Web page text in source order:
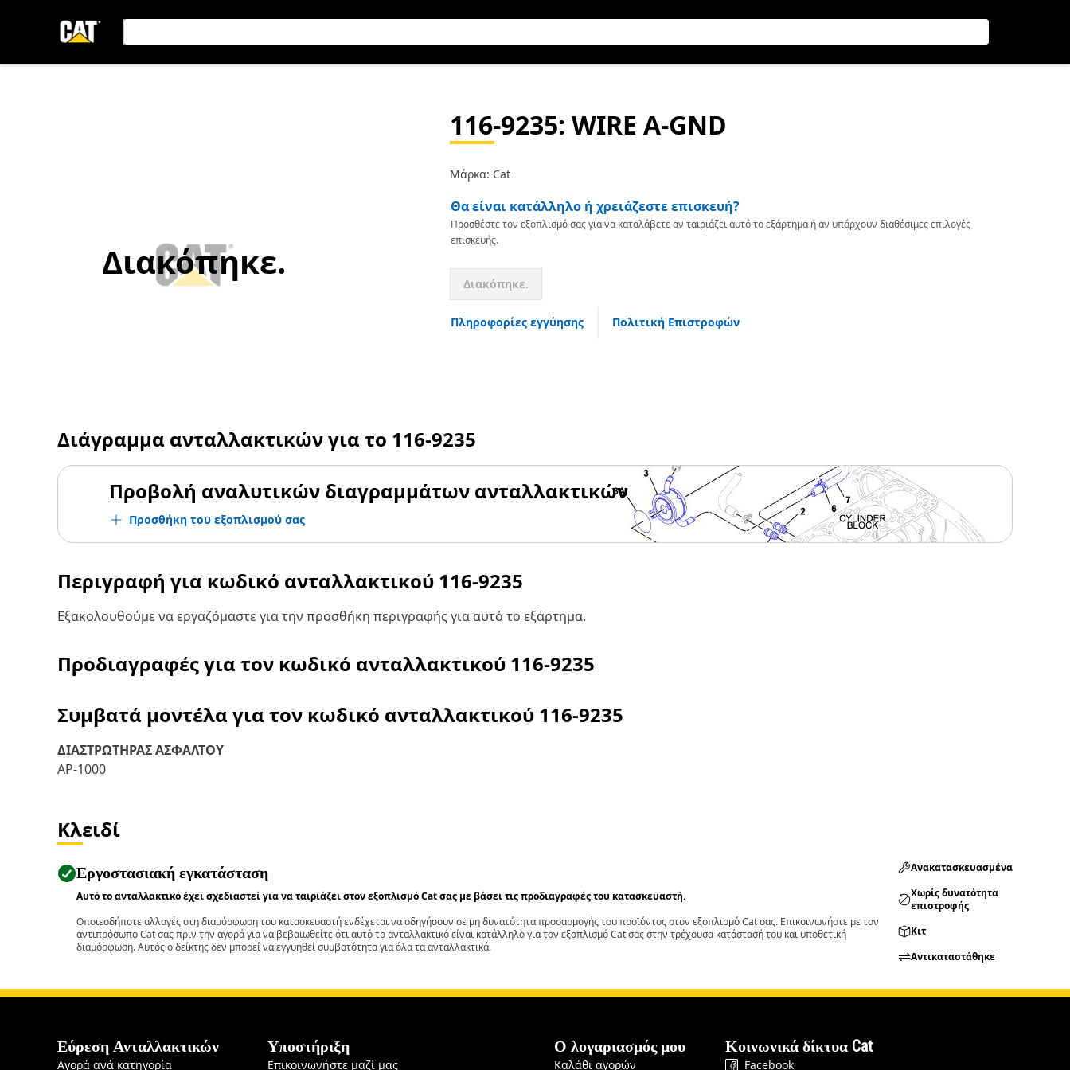
Διακόπηκε.
116-9235: WIRE A-GND
Μάρκα: Cat
Θα είναι κατάλληλο ή χρειάζεστε επισκευή?
Προσθέστε τον εξοπλισμό σας για να καταλάβετε αν ταιριάζει αυτό το εξάρτημα ή αν υπάρχουν διαθέσιμες επιλογές
επισκευής.
Διακόπηκε.
Πληροφορίες εγγύησης Πολιτική Επιστροφών
Διάγραμμα ανταλλακτικών για το 116-9235
Προβολή αναλυτικών διαγραμμάτων ανταλλακτικών
Προσθήκη του εξοπλισμού σας
Περιγραφή για κωδικό ανταλλακτικού 116-9235
Εξακολουθούμε να εργαζόμαστε για την προσθήκη περιγραφής για αυτό το εξάρτημα.
Προδιαγραφές για τον κωδικό ανταλλακτικού 116-9235
Συμβατά μοντέλα για τον κωδικό ανταλλακτικού 116-9235
ΔΙΑΣΤΡΩΤΗΡΑΣ ΑΣΦΑΛΤΟΥ
AP-1000
Κλειδί
Εργοστασιακή εγκατάσταση
Αυτό το ανταλλακτικό έχει σχεδιαστεί για να ταιριάζει στον εξοπλισμό Cat σας με βάσει τις προδιαγραφές του κατασκευαστή.
Οποιεσδήποτε αλλαγές στη διαμόρφωση του κατασκευαστή ενδέχεται να οδηγήσουν σε μη δυνατότητα προσαρμογής του προϊόντος στον εξοπλισμό Cat σας. Επικοινωνήστε με τον
αντιπρόσωπο Cat σας πριν την αγορά για να βεβαιωθείτε ότι αυτό το ανταλλακτικό είναι κατάλληλο για τον εξοπλισμό Cat σας στην τρέχουσα κατάστασή του και υποθετική
διαμόρφωση. Αυτός ο δείκτης δεν μπορεί να εγγυηθεί συμβατότητα για όλα τα ανταλλακτικά.
Ανακατασκευασμένα
Χωρίς δυνατότητα
επιστροφής
Κιτ
Αντικαταστάθηκε
Εύρεση Ανταλλακτικών
Αγορά ανά κατηγορία
Υποστήριξη
Επικοινωνήστε μαζί μας
Ο λογαριασμός μου
Καλάθι αγορών
Κοινωνικά δίκτυα Cat
Facebook